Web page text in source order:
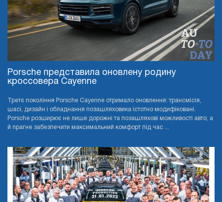
Porsche представила оновлену родину
кроссовера Cayenne
Третє покоління Porsche Cayenne отримало оновлення: трансмісія,
шасі, дизайн і обладнання позашляховика істотно модифіковані.
Porsche розширює не лише дорожні та позашляхові можливості авто, а
й прагне забезпечити максимальний комфорт під час ...